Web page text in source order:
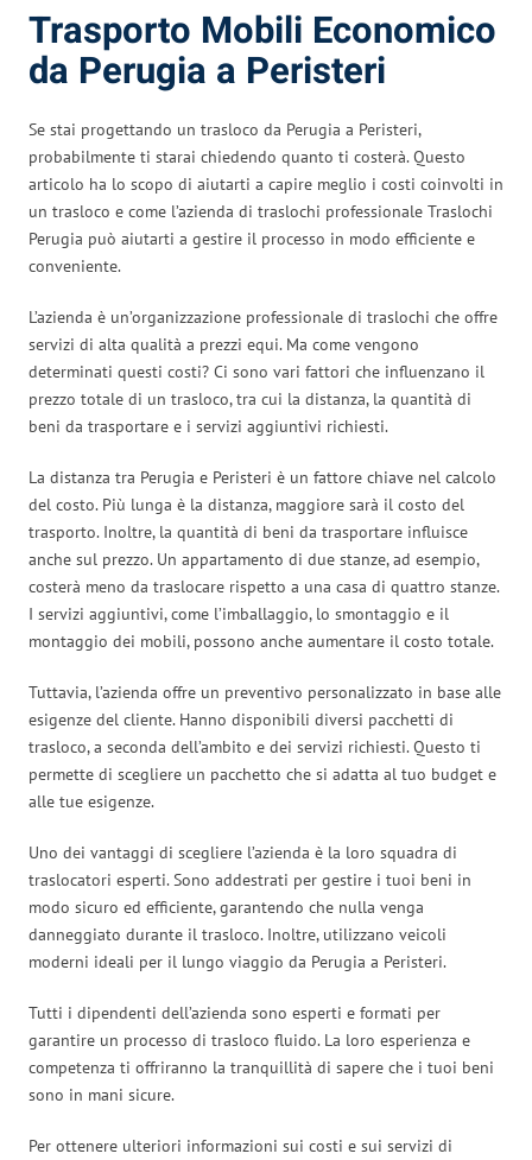
Trasporto Mobili Economico
da Perugia a Peristeri
Se stai progettando un trasloco da Perugia a Peristeri,
probabilmente ti starai chiedendo quanto ti costerà. Questo
articolo ha lo scopo di aiutarti a capire meglio i costi coinvolti in
un trasloco e come l’azienda di traslochi professionale Traslochi
Perugia può aiutarti a gestire il processo in modo efficiente e
conveniente.
L’azienda è un’organizzazione professionale di traslochi che offre
servizi di alta qualità a prezzi equi. Ma come vengono
determinati questi costi? Ci sono vari fattori che influenzano il
prezzo totale di un trasloco, tra cui la distanza, la quantità di
beni da trasportare e i servizi aggiuntivi richiesti.
La distanza tra Perugia e Peristeri è un fattore chiave nel calcolo
del costo. Più lunga è la distanza, maggiore sarà il costo del
trasporto. Inoltre, la quantità di beni da trasportare influisce
anche sul prezzo. Un appartamento di due stanze, ad esempio,
costerà meno da traslocare rispetto a una casa di quattro stanze.
I servizi aggiuntivi, come l’imballaggio, lo smontaggio e il
montaggio dei mobili, possono anche aumentare il costo totale.
Tuttavia, l’azienda offre un preventivo personalizzato in base alle
esigenze del cliente. Hanno disponibili diversi pacchetti di
trasloco, a seconda dell’ambito e dei servizi richiesti. Questo ti
permette di scegliere un pacchetto che si adatta al tuo budget e
alle tue esigenze.
Uno dei vantaggi di scegliere l’azienda è la loro squadra di
traslocatori esperti. Sono addestrati per gestire i tuoi beni in
modo sicuro ed efficiente, garantendo che nulla venga
danneggiato durante il trasloco. Inoltre, utilizzano veicoli
moderni ideali per il lungo viaggio da Perugia a Peristeri.
Tutti i dipendenti dell’azienda sono esperti e formati per
garantire un processo di trasloco fluido. La loro esperienza e
competenza ti offriranno la tranquillità di sapere che i tuoi beni
sono in mani sicure.
Per ottenere ulteriori informazioni sui costi e sui servizi di